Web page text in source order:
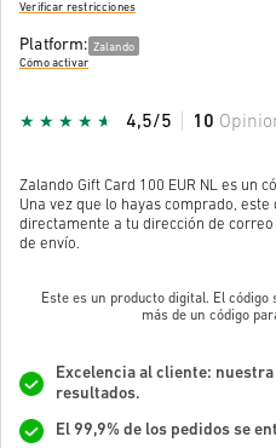
Verificar restricciones
Platform: Zalando
Cómo activar
4,5/5 10
Zalando Gift Card 100 EUR NL es un
Una vez que lo hayas comprado,
directamente a tu dirección de
de envío.
Este es un producto digital. El
más de un código
Excelencia al cliente:
resultados.
El 99,9% de los pedidos se